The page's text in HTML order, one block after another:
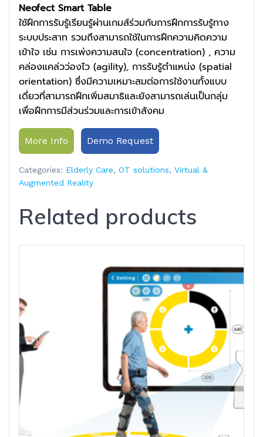
Neofect Smart Table
ใช้ฝึกการรับรู้เรียนรู้ผ่านเกมส์ร่วมกับการฝึกการรับรู้ทาง
ระบบประสาท รวมถึงสามารถใช้ในการฝึกความคิดความ
เข้าใจ เช่น การเพ่งความสนใจ (concentration) , ความ
คล่องแคล่วว่องไว (agility), การรับรู้ตำแหน่ง (spatial
orientation) ซึ่งมีความเหมาะสมต่อการใช้งานทั้งแบบ
เดี่ยวที่สามารถฝึกเพิ่มสมาธิและยังสามารถเล่นเป็นกลุ่ม
เพื่อฝึกการมีส่วนร่วมและการเข้าสังคม
More Info Demo Request
Categories: Elderly Care, OT solutions, Virtual &
Augmented Reality
Related products